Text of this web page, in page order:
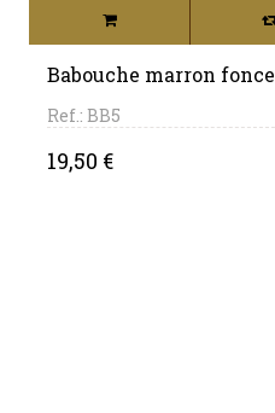
Babouche marron fonce
Ref.: BB5
Price
19,50 €